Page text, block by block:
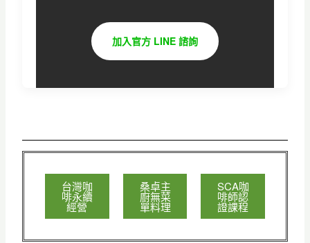
加入官方 LINE 諮詢
台灣咖
啡永續
經營
桑卓主
廚無菜
單料理
SCA咖
啡師認
證課程